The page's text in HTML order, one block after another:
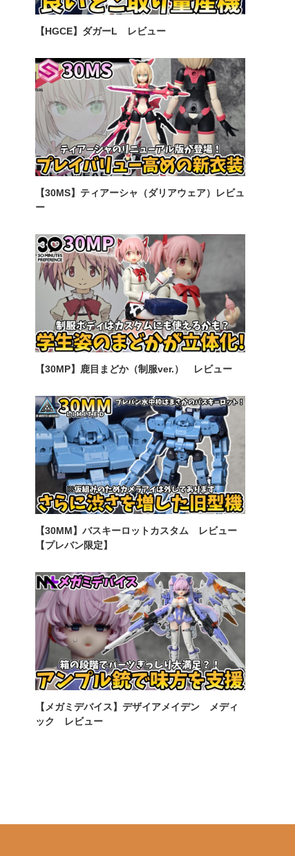
【HGCE】ダガーL レビュー
【30MS】ティアーシャ（ダリアウェア）レビュ
ー
【30MP】鹿目まどか（制服ver.） レビュー
【30MM】バスキーロットカスタム レビュー
【プレバン限定】
【メガミデバイス】デザイアメイデン メディ
ック レビュー